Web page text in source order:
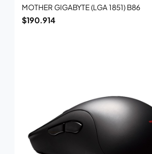
MOTHER GIGABYTE (LGA 1851) B86
$190.914